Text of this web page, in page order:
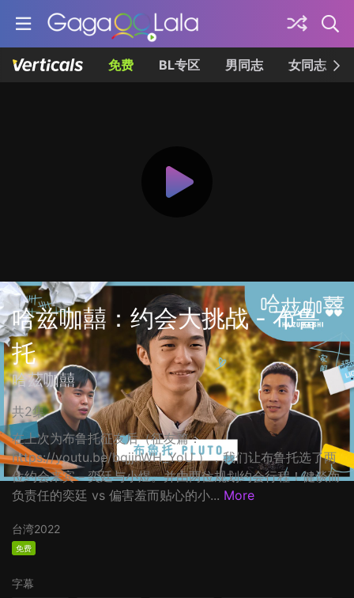
免费 BL专区 男同志 女同志
哈兹咖囍：约会大挑战 - 布鲁
托
哈茲咖囍
共2集
在上次为布鲁托征友后（征友篇：
https://youtu.be/bqjjnWH_YoU ），我们让布鲁托选了两
位约会来宾－奕廷与小煜。并由两位规划约会行程！健谈而
负责任的奕廷 vs 偏害羞而贴心的小... More
台湾2022
免费
字幕